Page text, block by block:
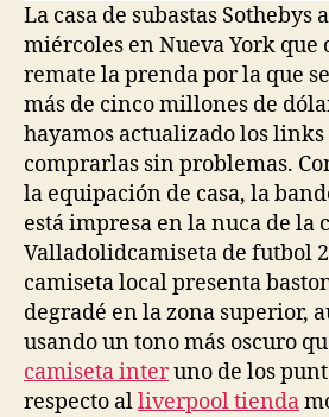
La casa de subastas Sothebys
miércoles en Nueva York que
remate la prenda por la que
más de cinco millones de
hayamos actualizado los
comprarlas sin problemas.
la equipación de casa, la
está impresa en la nuca de la
Valladolidcamiseta de futbol
camiseta local presenta
degradé en la zona superior,
usando un tono más oscuro
camiseta interuno de los
respecto alliverpool tienda